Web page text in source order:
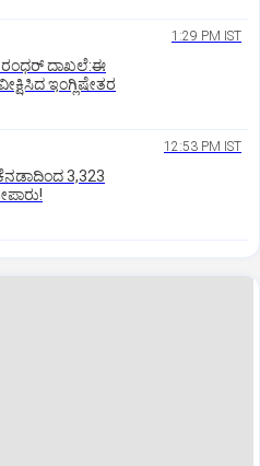
1:29 PM IST
ದಾಖಲೆ:ಈ
ಇಂಗ್ಲಿಷೇತರ
12:53 PM IST
3,323